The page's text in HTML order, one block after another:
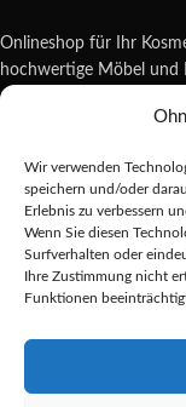
Wir verwenden
speichern und/oder
Erlebnis zu verbessern
Wenn Sie diesen
Surfverhalten oder
Ihre Zustimmung nicht
Funktionen
Onlineshop für Ihr
hochwertige Möbel und
Wildsachsener Str. 6,
shop@reda-shop.de
REDA SHOP
Alle
Die durchgestrichenen